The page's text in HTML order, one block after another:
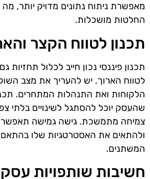
מאפשרת ניתוח נתונים מדויק יותר,
החלטות מושכלות.
תכנון לטווח הקצר
תכנון פיננסי נכון חייב לכלול תחזיות
לטווח הארוך. יש להעריך את מצב
הלקוחות ואת התנהלות המתחרים.
שהעסק יוכל להסתגל לשינויים בלתי
צמיחה מתמשכת. גישה גמישה
ולהתאים את האסטרטגיות שלו בהתאם
המשתנים.
חשיבות שותפויות